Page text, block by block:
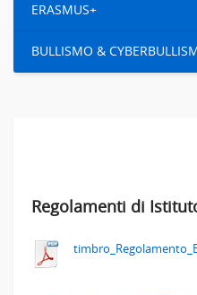
ERASMUS+
BULLISMO &
Regolamenti di